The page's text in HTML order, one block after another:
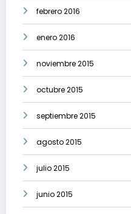
febrero 2016
enero 2016
noviembre 2015
octubre 2015
septiembre 2015
agosto 2015
julio 2015
junio 2015